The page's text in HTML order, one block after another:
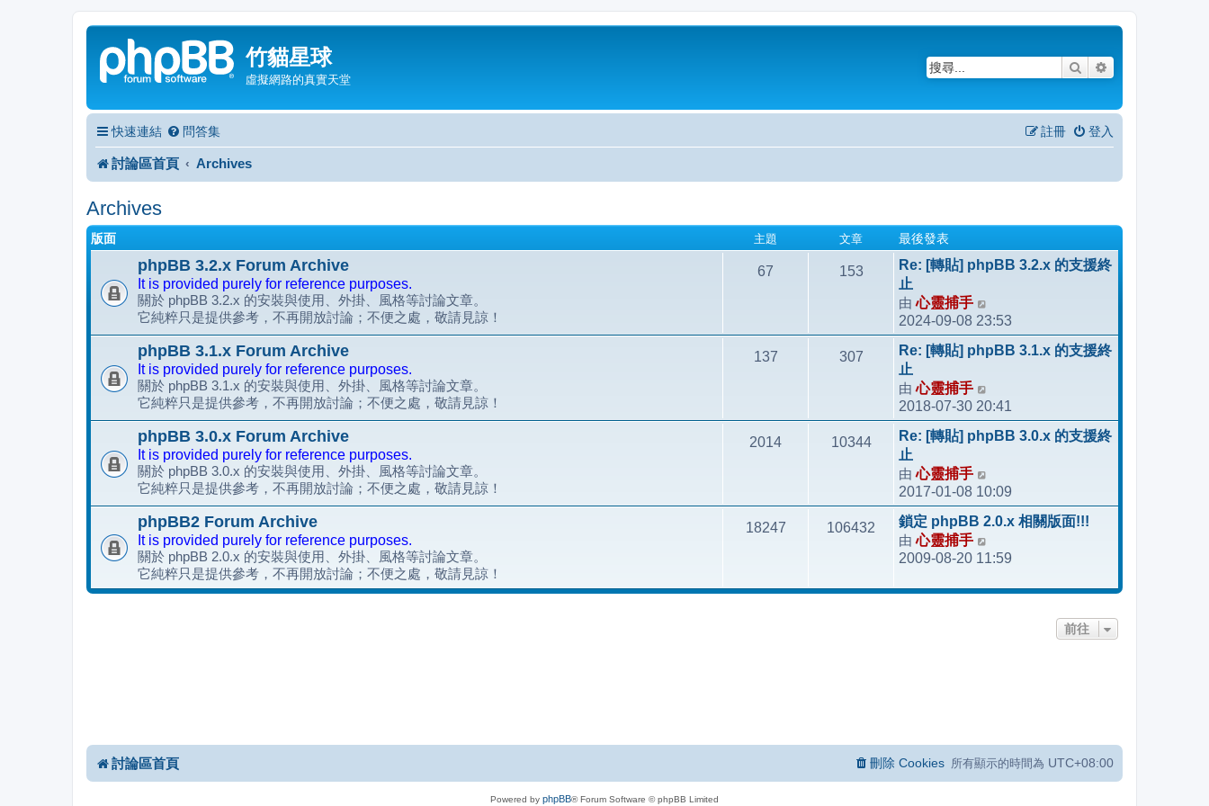
竹貓星球
虛擬網路的真實天堂
搜尋
快速連結 問答集 登入
註冊
討論區首頁 Archives
Archives
版面 主題 文章 最後發表
phpBB 3.2.x Forum Archive
It is provided purely for reference purposes.
關於 phpBB 3.2.x 的安裝與使用、外掛、風格等討論文章。
它純粹只是提供參考，不再開放討論；不便之處，敬請見諒！
67 153
Re: [轉貼] phpBB 3.2.x 的支援終
止
由心靈捕手
視
最
後
表
2024-09-08 23:53
phpBB 3.1.x Forum Archive
It is provided purely for reference purposes.
關於 phpBB 3.1.x 的安裝與使用、外掛、風格等討論文章。
它純粹只是提供參考，不再開放討論；不便之處，敬請見諒！
137 307
Re: [轉貼] phpBB 3.1.x 的支援終
止
由心靈捕手
視
最
後
表
2018-07-30 20:41
phpBB 3.0.x Forum Archive
It is provided purely for reference purposes.
關於 phpBB 3.0.x 的安裝與使用、外掛、風格等討論文章。
它純粹只是提供參考，不再開放討論；不便之處，敬請見諒！
2014 10344
Re: [轉貼] phpBB 3.0.x 的支援終
止
由心靈捕手
視
最
發
2017-01-08 10:09
phpBB2 Forum Archive
It is provided purely for reference purposes.
關於 phpBB 2.0.x 的安裝與使用、外掛、風格等討論文章。
它純粹只是提供參考，不再開放討論；不便之處，敬請見諒！
18247 106432
鎖定 phpBB 2.0.x 相關版面!!!
由心靈捕手
視
2009-08-20 11:59
前往
討論區首頁 所有顯示的時間為 UTC+08:00
刪除 Cookies
Powered by phpBB® Forum Software © phpBB Limited